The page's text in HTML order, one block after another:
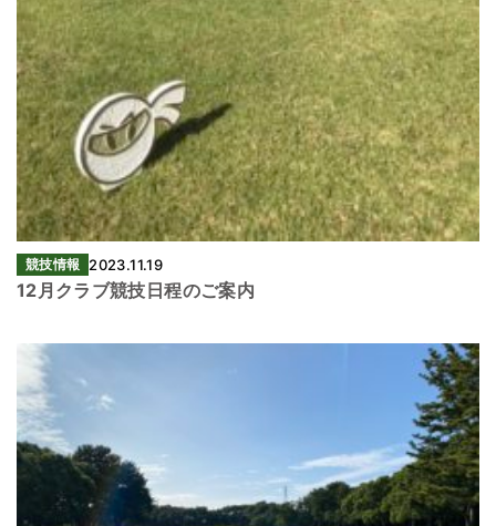
競技情報 2023.11.19
12月クラブ競技日程のご案内